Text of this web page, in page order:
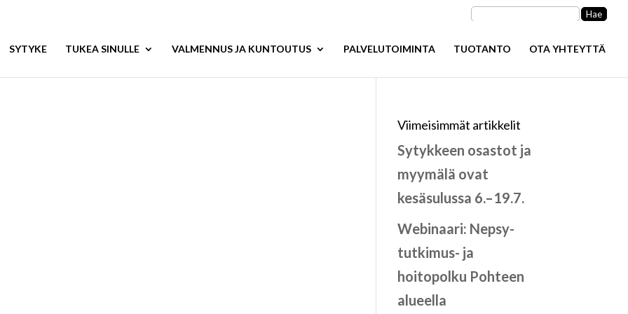
Haku:
SYTYKE TUKEA SINULLE VALMENNUS JA KUNTOUTUS PALVELUTOIMINTA TUOTANTO OTA YHTEYTTÄ
Viimeisimmät artikkelit
Sytykkeen osastot ja
myymälä ovat
kesäsulussa 6.–19.7.
Webinaari: Nepsy-
tutkimus- ja
hoitopolku Pohteen
alueella